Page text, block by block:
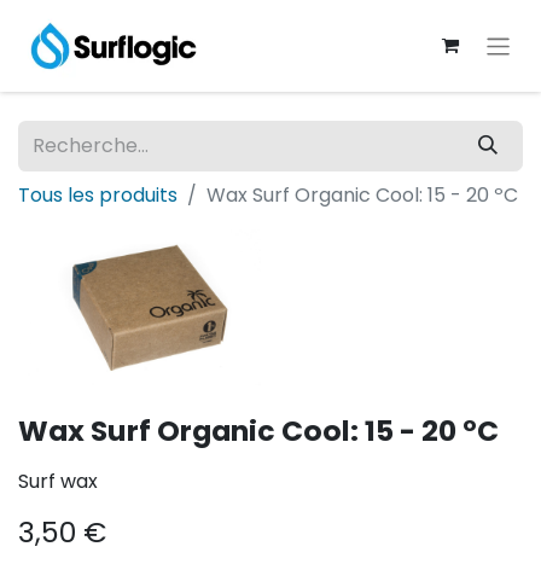
Tous les produits Wax Surf Organic Cool: 15 - 20 ºC
Wax Surf Organic Cool: 15 - 20 ºC
Surf wax
3,50 €